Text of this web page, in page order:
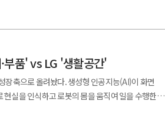
부품' vs LG '생활공간'
축으로 올려놨다. 생성형 인공지능(AI)이 화면
실을 인식하고 로봇의 몸을 움직여 일을 수행한다.
전하고 싸게 반복 작업을 수행하느냐에서 갈릴